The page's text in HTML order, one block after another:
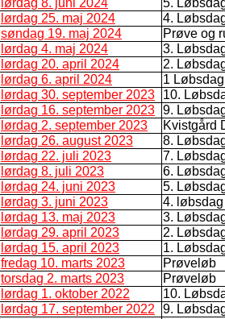
lørdag 25. maj 2024
4.
søndag 19. maj 2024
Prøve og
lørdag 4. maj 2024
3.
lørdag 20. april 2024
2.
lørdag 6. april 2024
1 Løbsdag
lørdag 30. september 2023
10.
lørdag 16. september 2023 9.
lørdag 2. september 2023
Kvistgård
lørdag 26. august 2023
8.
lørdag 22. juli 2023
7.
lørdag 8. juli 2023
6.
lørdag 24. juni 2023
5.
lørdag 3. juni 2023
4. løbsdag
lørdag 13. maj 2023
3.
lørdag 29. april 2023
2.
lørdag 15. april 2023
1.
fredag 10. marts 2023
Prøveløb
torsdag 2. marts 2023
Prøveløb
lørdag 1. oktober 2022
10.
lørdag 17. september 2022
9.